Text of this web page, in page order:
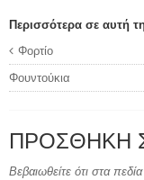
Περισσότερα σε αυτή
Φορτίο
Φουντούκια
ΠΡΟΣΘΉΚΗ
Βεβαιωθείτε ότι στα